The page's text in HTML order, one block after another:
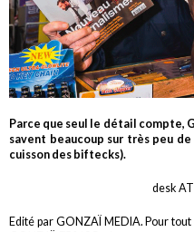
Parce que seul le détail compte,
savent beaucoup sur très peu
cuisson des biftecks).
desk
Edité par GONZAÏ MEDIA. Pour